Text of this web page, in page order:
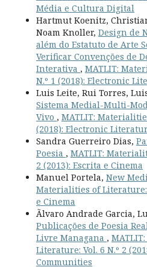
Média e Cultura Digital
Hartmut Koenitz,
Noam Knoller, Design de
além do Estatuto de Arte
Verificar Convenções de
Interativa , MATLIT:
N.º 1 (2018): Electronic
Luis Leite, Rui Torres,
Sistema Medial-Multi-
Vivo , MATLIT:
(2018): Electronic
Sandra Guerreiro Dias,
Poesia , MATLIT:
2 (2013): Escrita e Cinema
Manuel Portela, New
Materialities of Literature:
e Cinema
Ãlvaro Andrade Garcia,
Publicações de Poesia
Livre Managana ,
Literature: Vol. 6 N.º 2
Communities